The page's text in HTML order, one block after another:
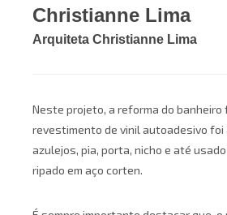
Christianne Lima
Arquiteta Christianne Lima
Neste projeto, a reforma do banheiro
revestimento de vinil autoadesivo foi
azulejos, pia, porta, nicho e até
ripado em aço corten.